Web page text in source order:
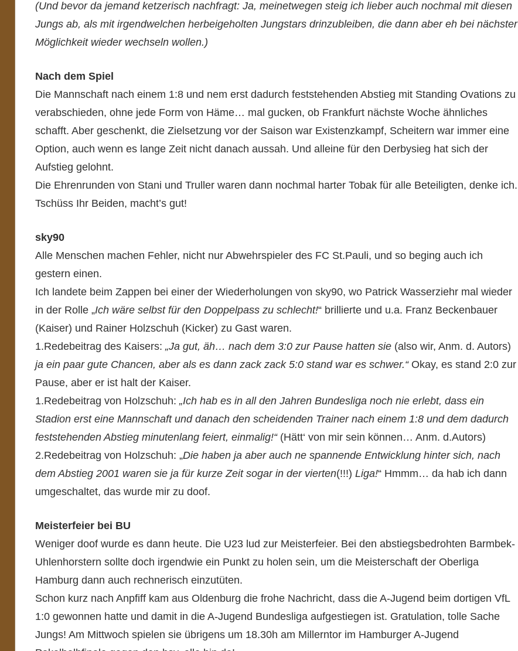
(Und bevor da jemand ketzerisch nachfragt: Ja, meinetwegen steig ich lieber auch nochmal mit diesen
Jungs ab, als mit irgendwelchen herbeigeholten Jungstars drinzubleiben, die dann aber eh bei nächster
Möglichkeit wieder wechseln wollen.)
Nach dem Spiel
Die Mannschaft nach einem 1:8 und nem erst dadurch feststehenden Abstieg mit Standing Ovations zu
verabschieden, ohne jede Form von Häme… mal gucken, ob Frankfurt nächste Woche ähnliches
schafft. Aber geschenkt, die Zielsetzung vor der Saison war Existenzkampf, Scheitern war immer eine
Option, auch wenn es lange Zeit nicht danach aussah. Und alleine für den Derbysieg hat sich der
Aufstieg gelohnt.
Die Ehrenrunden von Stani und Truller waren dann nochmal harter Tobak für alle Beteiligten, denke ich.
Tschüss Ihr Beiden, macht’s gut!
sky90
Alle Menschen machen Fehler, nicht nur Abwehrspieler des FC St.Pauli, und so beging auch ich
gestern einen.
Ich landete beim Zappen bei einer der Wiederholungen von sky90, wo Patrick Wasserziehr mal wieder
in der Rolle „Ich wäre selbst für den Doppelpass zu schlecht!“ brillierte und u.a. Franz Beckenbauer
(Kaiser) und Rainer Holzschuh (Kicker) zu Gast waren.
1.Redebeitrag des Kaisers: „Ja gut, äh… nach dem 3:0 zur Pause hatten sie (also wir, Anm. d. Autors)
ja ein paar gute Chancen, aber als es dann zack zack 5:0 stand war es schwer.“Okay, es stand 2:0 zur
Pause, aber er ist halt der Kaiser.
1.Redebeitrag von Holzschuh: „Ich hab es in all den Jahren Bundesliga noch nie erlebt, dass ein
Stadion erst eine Mannschaft und danach den scheidenden Trainer nach einem 1:8 und dem dadurch
feststehenden Abstieg minutenlang feiert, einmalig!“(Hätt‘ von mir sein können… Anm. d.Autors)
2.Redebeitrag von Holzschuh: „Die haben ja aber auch ne spannende Entwicklung hinter sich, nach
dem Abstieg 2001 waren sie ja für kurze Zeit sogar in der vierten(!!!) Liga!“ Hmmm… da hab ich dann
umgeschaltet, das wurde mir zu doof.
Meisterfeier bei BU
Weniger doof wurde es dann heute. Die U23 lud zur Meisterfeier. Bei den abstiegsbedrohten Barmbek-
Uhlenhorstern sollte doch irgendwie ein Punkt zu holen sein, um die Meisterschaft der Oberliga
Hamburg dann auch rechnerisch einzutüten.
Schon kurz nach Anpfiff kam aus Oldenburg die frohe Nachricht, dass die A-Jugend beim dortigen VfL
1:0 gewonnen hatte und damit in die A-Jugend Bundesliga aufgestiegen ist. Gratulation, tolle Sache
Jungs! Am Mittwoch spielen sie übrigens um 18.30h am Millerntor im Hamburger A-Jugend